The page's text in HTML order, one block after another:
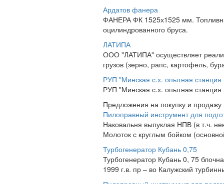
Ардатов фанера
ФАНЕРА ФК 1525х1525 мм.
оцилиндрованного бруса.
ЛАТИПА
ООО "ЛАТИПА" осуществляет
грузов (зерно, рапс, картофель,
РУП "Минская с.х. опытная
РУП "Минская с.х. опытная
Предложения на покупку и продажу
Пилоправный инструмент для
Наковальня выпуклая НПВ (в т.ч.
Молоток с круглым бойком
Турбогенератор Кубань 0,75
Турбогенератор Кубань 0, 75
1999 г.в. пр – во Калужский